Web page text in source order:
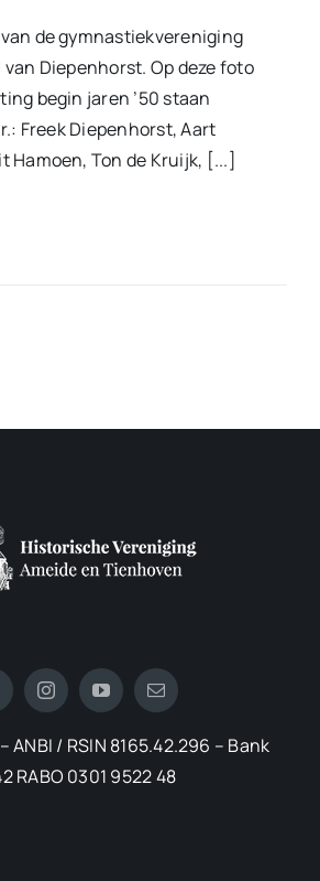
de gymnastiekvereniging
van Diepenhorst. Op deze foto
begin jaren ’50 staan
Freek Diepenhorst, Aart
Hamoen, Ton de Kruijk, [...]
ANBI / RSIN 8165.42.296 – Bank
RABO 0301 9522 48